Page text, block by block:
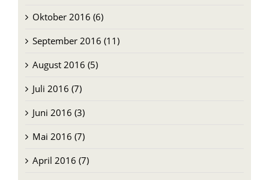
Oktober 2016 (6)
September 2016 (11)
August 2016 (5)
Juli 2016 (7)
Juni 2016 (3)
Mai 2016 (7)
April 2016 (7)